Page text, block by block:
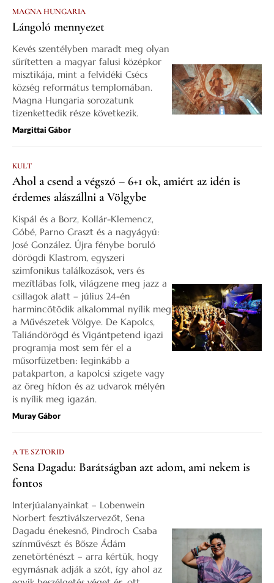
MAGNA HUNGARIA
Lángoló mennyezet
Kevés szentélyben maradt meg olyan
sűrítetten a magyar falusi középkor
misztikája, mint a felvidéki Csécs
község református templomában.
Magna Hungaria sorozatunk
tizenkettedik része következik.
Margittai Gábor
KULT
Ahol a csend a végszó – 6+1 ok, amiért az idén is
érdemes alászállni a Völgybe
Kispál és a Borz, Kollár-Klemencz,
Góbé, Parno Graszt és a nagyágyú:
José González. Újra fénybe boruló
dörögdi Klastrom, egyszeri
szimfonikus találkozások, vers és
mezítlábas folk, világzene meg jazz a
csillagok alatt – július 24-én
harmincötödik alkalommal nyílik meg
a Művészetek Völgye. De Kapolcs,
Taliándörögd és Vigántpetend igazi
programja most sem fér el a
műsorfüzetben: leginkább a
patakparton, a kapolcsi szigete vagy
az öreg hídon és az udvarok mélyén
is nyílik meg igazán.
Muray Gábor
A TE SZTORID
Sena Dagadu: Barátságban azt adom, ami nekem is
fontos
Interjúalanyainkat – Lobenwein
Norbert fesztiválszervezőt, Sena
Dagadu énekesnő, Pindroch Csaba
színművészt és Bősze Ádám
zenetörténészt – arra kértük, hogy
egymásnak adják a szót, így ahol az